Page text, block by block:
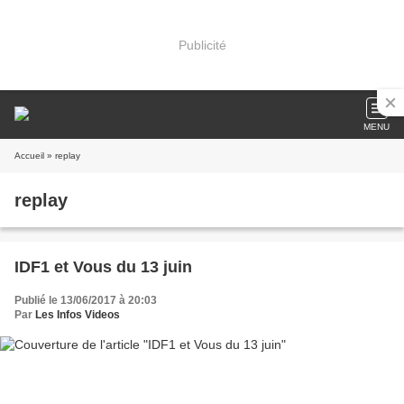
Publicité
MENU
Accueil » replay
replay
IDF1 et Vous du 13 juin
Publié le 13/06/2017 à 20:03
Par Les Infos Videos